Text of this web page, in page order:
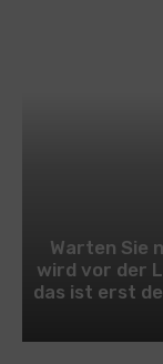
Warten Sie
wird vor der
das ist erst